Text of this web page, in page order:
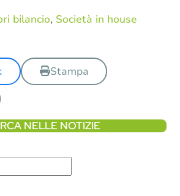
bilancio, Società in house
Stampa
NELLE NOTIZIE